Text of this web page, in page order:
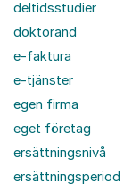
deltidsstudier
doktorand
e-faktura
e-tjänster
egen firma
eget företag
ersättningsnivå
ersättningsperiod